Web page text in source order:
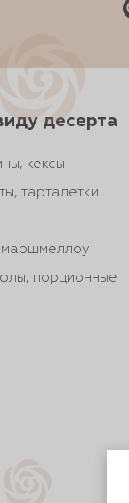
десерта
кексы
тарталетки
порционные